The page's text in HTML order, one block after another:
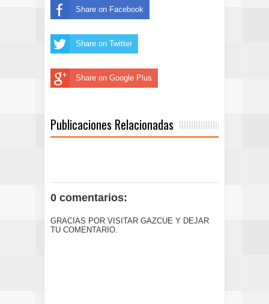
Share on Facebook
Share on Twitter
Share on Google Plus
Publicaciones Relacionadas
0 comentarios:
GRACIAS POR VISITAR GAZCUE Y DEJAR
TU COMENTARIO.